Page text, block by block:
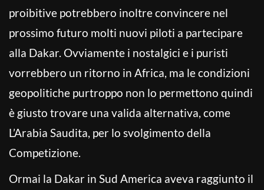
proibitive potrebbero inoltre convincere nel
prossimo futuro molti nuovi piloti a partecipare
alla Dakar. Ovviamente i nostalgici e i puristi
vorrebbero un ritorno in Africa, ma le condizioni
geopolitiche purtroppo non lo permettono quindi
è giusto trovare una valida alternativa, come
L’Arabia Saudita, per lo svolgimento della
Competizione.
Ormai la Dakar in Sud America aveva raggiunto il